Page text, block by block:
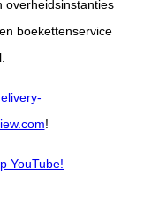
overheidsinstanties
boekettenservice
!
YouTube!